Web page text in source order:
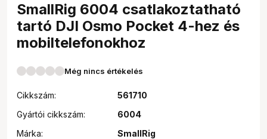
SmallRig 6004 csatlakoztatható
tartó DJI Osmo Pocket 4-hez és
mobiltelefonokhoz
Még nincs értékelés
Cikkszám:
561710
Gyártói cikkszám:
6004
Márka:
SmallRig